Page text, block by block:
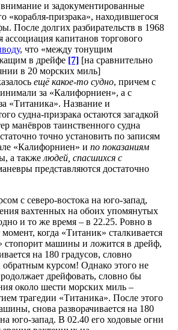
и задокументированные
«корабля-призрака», находившегося
После долгих разбирательств в 1968
ассоциация капитанов торгового
, что «между тонущим
в дрейфе [7] [на сравнительно
в 20 морских миль]
ещё какое-то судно, причем с
за «Калифорниен», а с
«Титаника». Название и
судна-призрака остаются загадкой
манёвров таинственного судна
точно установить по записям
«Калифорниен» и по показаниям
а также людей, спасшихся с
представляются достаточно
с северо-востока на юго-запад,
вахтенных на обоих упомянутых
и то же время – в 22.25. Ровно в
момент, когда «Титаник» сталкивается
стопорит машины и ложится в дрейф,
на 180 градусов, словно
обратным курсом! Однако этого не
дрейфовать, словно бы
около шести морских миль –
трагедии «Титаника». После этого
снова разворачивается на 180
юго-запад. В 02.40 его ходовые огни